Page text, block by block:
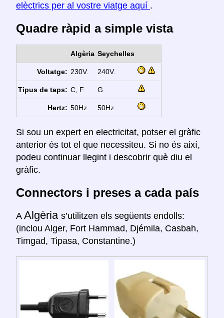
elèctrics per al vostre viatge aquí .
Quadre ràpid a simple vista
Algèria Seychelles
Voltatge: 230V. 240V.
Tipus de taps: C, F. G.
Hertz: 50Hz. 50Hz.
Si sou un expert en electricitat, potser el gràfic
anterior és tot el que necessiteu. Si no és així,
podeu continuar llegint i descobrir què diu el
gràfic.
Connectors i preses a cada país
A Algèria s’utilitzen els següents endolls:
(inclou Alger, Fort Hammad, Djémila, Casbah,
Timgad, Tipasa, Constantine.)